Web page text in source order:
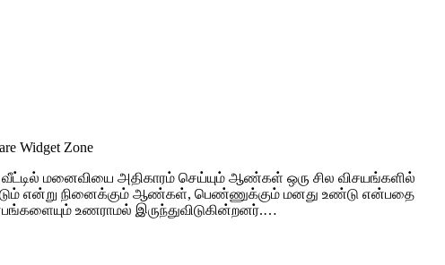
Widget Zone
மனைவியை அதிகாரம் செய்யும் ஆண்கள் ஒரு சில விசயங்களில்
என்று நினைக்கும் ஆண்கள், பெண்ணுக்கும் மனது உண்டு என்பதை
உணராமல் இருந்துவிடுகின்றனர்.…